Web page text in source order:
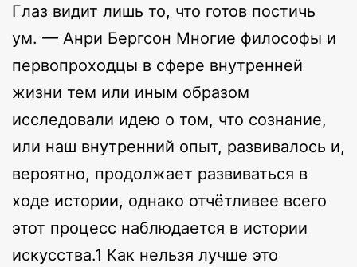
Глаз видит лишь то, что готов постичь
ум. — Анри Бергсон Многие философы и
первопроходцы в сфере внутренней
жизни тем или иным образом
исследовали идею о том, что сознание,
или наш внутренний опыт, развивалось и,
вероятно, продолжает развиваться в
ходе истории, однако отчётливее всего
этот процесс наблюдается в истории
искусства.1 Как нельзя лучше это